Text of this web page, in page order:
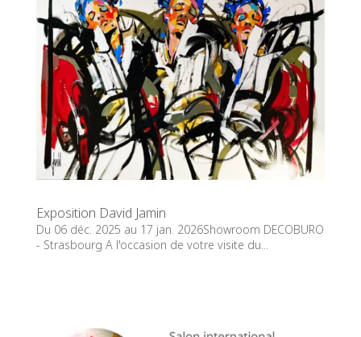
Exposition David Jamin
Du 06 déc. 2025 au 17 jan. 2026Showroom DECOBURO
- Strasbourg A l'occasion de votre visite du...